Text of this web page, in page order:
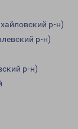
р-н)
р-н)
р-н)